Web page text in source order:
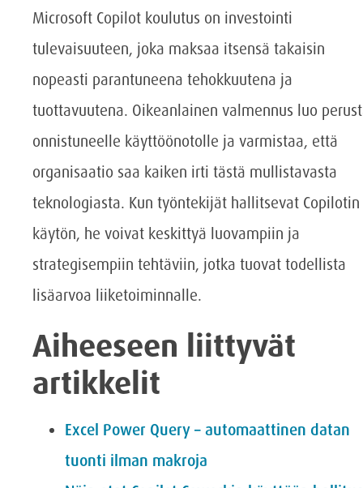
Microsoft Copilot koulutus on investointi
tulevaisuuteen, joka maksaa itsensä takaisin
nopeasti parantuneena tehokkuutena ja
tuottavuutena. Oikeanlainen valmennus luo
onnistuneelle käyttöönotolle ja varmistaa, että
organisaatio saa kaiken irti tästä mullistavasta
teknologiasta. Kun työntekijät hallitsevat Copilotin
käytön, he voivat keskittyä luovampiin ja
strategisempiin tehtäviin, jotka tuovat todellista
lisäarvoa liiketoiminnalle.
Aiheeseen liittyvät
artikkelit
Excel Power Query – automaattinen datan
tuonti ilman makroja